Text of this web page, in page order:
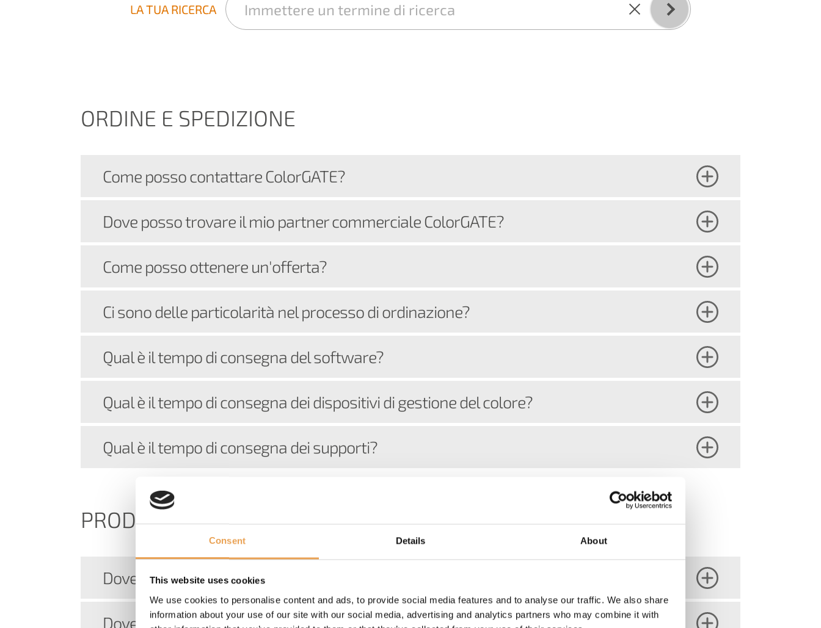
Consent Details About
This website uses cookies
We use cookies to personalise content and ads, to provide social media features and to analyse our traffic. We also share
information about your use of our site with our social media, advertising and analytics partners who may combine it with
LA TUA RICERCA
ORDINE E SPEDIZIONE
Come posso contattare ColorGATE?
Dove posso trovare il mio partner commerciale ColorGATE?
Come posso ottenere un'offerta?
Ci sono delle particolarità nel processo di ordinazione?
Qual è il tempo di consegna del software?
Qual è il tempo di consegna dei dispositivi di gestione del colore?
Qual è il tempo di consegna dei supporti?
PRODOTTI
Dove posso trovare le versioni attuali del software?
Dove posso trovare una versione demo del software ColorGATE?